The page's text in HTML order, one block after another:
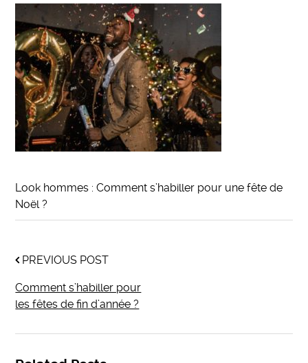
Look hommes : Comment s’habiller pour une fête de
Noël ?
PREVIOUS POST
Comment s’habiller pour
les fêtes de fin d’année ?